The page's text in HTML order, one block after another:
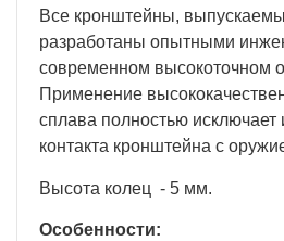
Все кронштейны,
разработаны опытными
современном высокоточном
Применение
сплава полностью исключает
контакта кронштейна с
Высота колец - 5 мм.
Особенности: